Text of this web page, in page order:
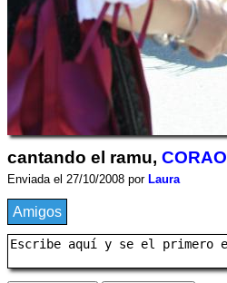
cantando el ramu, CORAO
Enviada el 27/10/2008 por Laura
Amigos